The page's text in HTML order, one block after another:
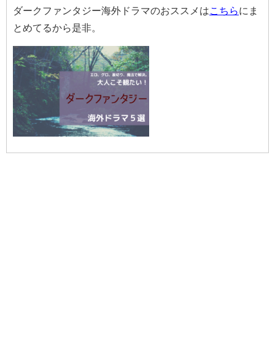
ダークファンタジー海外ドラマのおススメは こちらにま
とめてるから是非。